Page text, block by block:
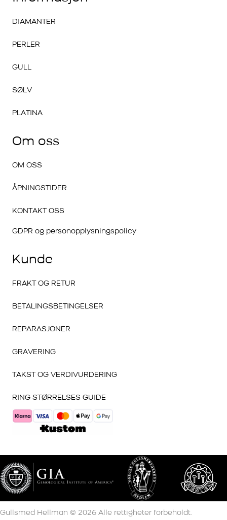
DIAMANTER
PERLER
GULL
SØLV
PLATINA
Om oss
OM OSS
ÅPNINGSTIDER
KONTAKT OSS
GDPR og personopplysningspolicy
Kunde
FRAKT OG RETUR
BETALINGSBETINGELSER
REPARASJONER
GRAVERING
TAKST OG VERDIVURDERING
RING STØRRELSES GUIDE
Gullsmed Hellman © 2026 Alle rettigheter forbeholdt.